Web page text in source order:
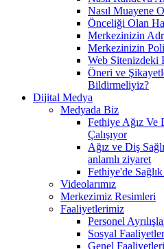
Nasıl Muayene
Önceliği Olan
Merkezinizin
Merkezinizin
Web Sitenizdeki
Öneri ve
Bildirmeliyiz?
Dijital Medya
Medyada Biz
Fethiye Ağız Ve
Çalışıyor
Ağız ve Diş
anlamlı ziyaret
Fethiye'de
Videolarımız
Merkezimiz Resimleri
Faaliyetlerimiz
Personel
Sosyal Faaliyetler
Genel